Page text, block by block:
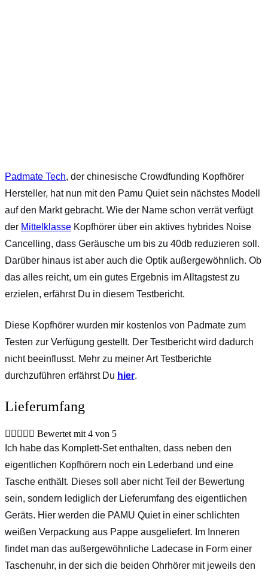
Padmate Tech, der chinesische Crowdfunding Kopfhörer
Hersteller, hat nun mit den Pamu Quiet sein nächstes Modell
auf den Markt gebracht. Wie der Name schon verrät verfügt
der Mittelklasse Kopfhörer über ein aktives hybrides Noise
Cancelling, dass Geräusche um bis zu 40db reduzieren soll.
Darüber hinaus ist aber auch die Optik außergewöhnlich. Ob
das alles reicht, um ein gutes Ergebnis im Alltagstest zu
erzielen, erfährst Du in diesem Testbericht.
Diese Kopfhörer wurden mir kostenlos von Padmate zum
Testen zur Verfügung gestellt. Der Testbericht wird dadurch
nicht beeinflusst. Mehr zu meiner Art Testberichte
durchzuführen erfährst Du hier.
Lieferumfang
     Bewertet mit 4 von 5
Ich habe das Komplett-Set enthalten, dass neben den
eigentlichen Kopfhörern noch ein Lederband und eine
Tasche enthält. Dieses soll aber nicht Teil der Bewertung
sein, sondern lediglich der Lieferumfang des eigentlichen
Geräts. Hier werden die PAMU Quiet in einer schlichten
weißen Verpackung aus Pappe ausgeliefert. Im Inneren
findet man das außergewöhnliche Ladecase in Form einer
Taschenuhr, in der sich die beiden Ohrhörer mit jeweils den